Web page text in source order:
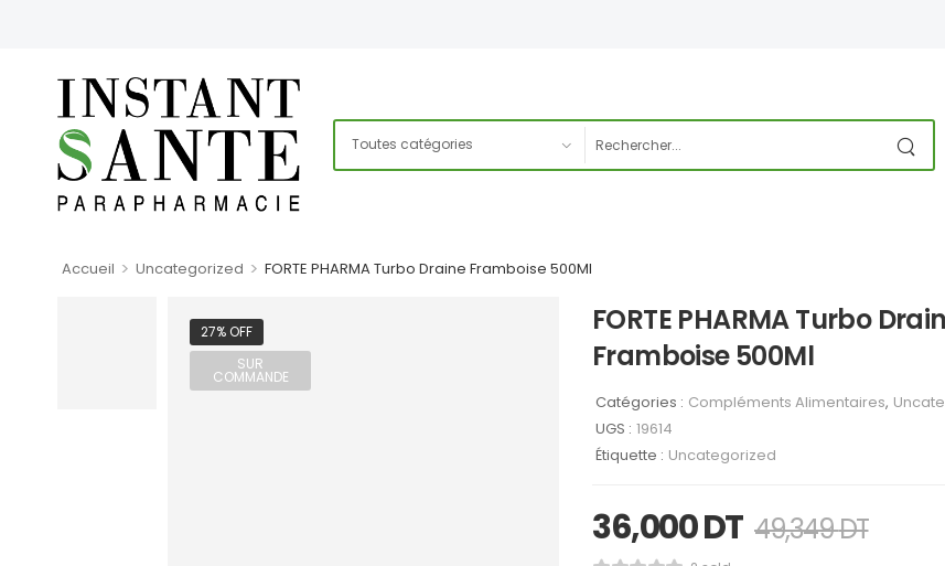
Accueil > Uncategorized > FORTE PHARMA Turbo Draine Framboise 500Ml
27% OFF
SUR
COMMANDE
FORTE PHARMA Turbo
Framboise 500Ml
Catégories : Compléments Alimentaires,
UGS : 19614
Étiquette : Uncategorized
36,000DT 49,349DT